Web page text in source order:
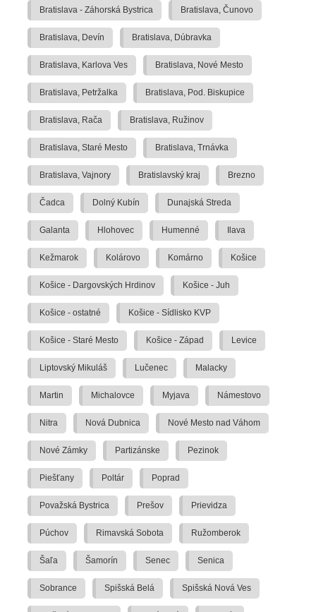
Bratislava - Záhorská Bystrica Bratislava, Čunovo
Bratislava, Devín Bratislava, Dúbravka
Bratislava, Karlova Ves Bratislava, Nové Mesto
Bratislava, Petržalka Bratislava, Pod. Biskupice
Bratislava, Rača Bratislava, Ružinov
Bratislava, Staré Mesto Bratislava, Trnávka
Bratislava, Vajnory Bratislavský kraj Brezno
Čadca Dolný Kubín Dunajská Streda
Galanta Hlohovec Humenné Ilava
Kežmarok Kolárovo Komárno Košice
Košice - Dargovských Hrdinov Košice - Juh
Košice - ostatné Košice - Sídlisko KVP
Košice - Staré Mesto Košice - Západ Levice
Liptovský Mikuláš Lučenec Malacky
Martin Michalovce Myjava Námestovo
Nitra Nová Dubnica Nové Mesto nad Váhom
Nové Zámky Partizánske Pezinok
Piešťany Poltár Poprad
Považská Bystrica Prešov Prievidza
Púchov Rimavská Sobota Ružomberok
Šaľa Šamorín Senec Senica
Sobrance Spišská Belá Spišská Nová Ves